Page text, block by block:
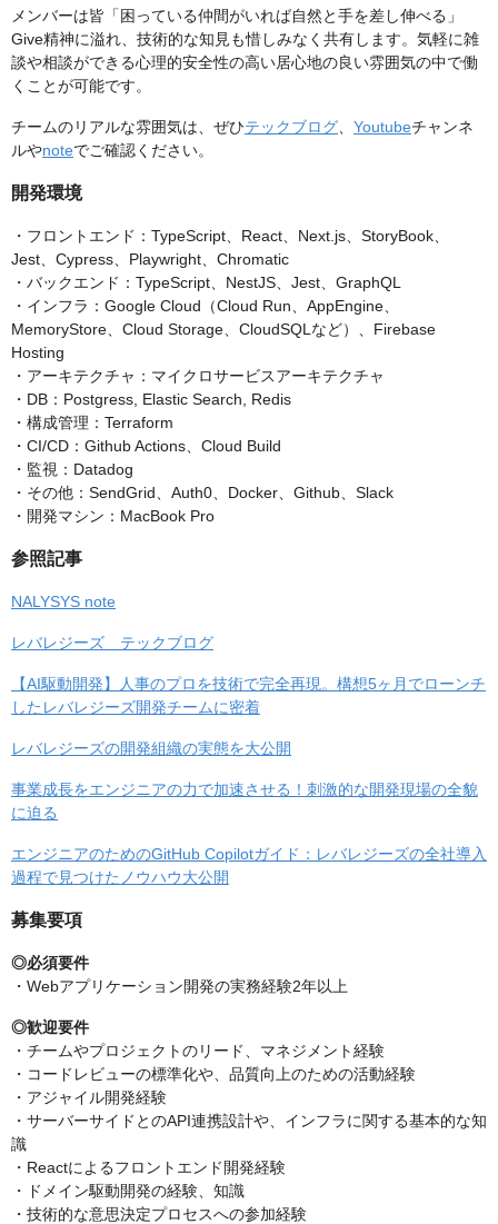
メンバーは皆「困っている仲間がいれば自然と手を差し伸べる」
Give精神に溢れ、技術的な知見も惜しみなく共有します。気軽に雑
談や相談ができる心理的安全性の高い居心地の良い雰囲気の中で働
くことが可能です。
チームのリアルな雰囲気は、ぜひテックブログ Youtubeチャンネ
ルやnoteでご確認ください。
開発環境
・フロントエンド：TypeScript、React、Next.js、StoryBook、
Jest、Cypress、Playwright、Chromatic
・バックエンド：TypeScript、NestJS、Jest、GraphQL
・インフラ：Google Cloud（Cloud Run、AppEngine、
MemoryStore、Cloud Storage、CloudSQLなど）、Firebase
Hosting
・アーキテクチャ：マイクロサービスアーキテクチャ
・DB：Postgress, Elastic Search, Redis
・構成管理：Terraform
・CI/CD：Github Actions、Cloud Build
・監視：Datadog
・その他：SendGrid、Auth0、Docker、Github、Slack
・開発マシン：MacBook Pro
参照記事
NALYSYS note
レバレジーズ テックブログ
【AI駆動開発】人事のプロを技術で完全再現。構想5ヶ月でローンチ
したレバレジーズ開発チームに密着
レバレジーズの開発組織の実態を大公開
事業成長をエンジニアの力で加速させる！刺激的な開発現場の全貌
に迫る
エンジニアのためのGitHub Copilotガイド：レバレジーズの全社導入
過程で見つけたノウハウ大公開
募集要項
◎必須要件
・Webアプリケーション開発の実務経験2年以上
◎歓迎要件
・チームやプロジェクトのリード、マネジメント経験
・コードレビューの標準化や、品質向上のための活動経験
・アジャイル開発経験
・サーバーサイドとのAPI連携設計や、インフラに関する基本的な知
識
・Reactによるフロントエンド開発経験
・ドメイン駆動開発の経験、知識
・技術的な意思決定プロセスへの参加経験